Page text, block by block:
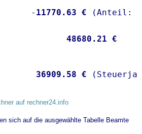
- 11770.63 €
48680.21 €
36909.58 €
auf rechner24.info
sich auf die ausgewählte Tabelle Beamte